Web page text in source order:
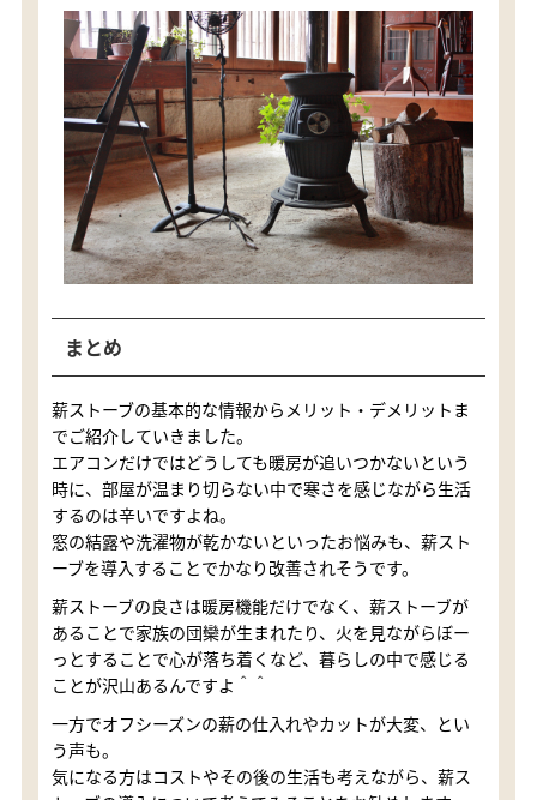
まとめ
薪ストーブの基本的な情報からメリット・デメリットま
でご紹介していきました。
エアコンだけではどうしても暖房が追いつかないという
時に、部屋が温まり切らない中で寒さを感じながら生活
するのは辛いですよね。
窓の結露や洗濯物が乾かないといったお悩みも、薪スト
ーブを導入することでかなり改善されそうです。
薪ストーブの良さは暖房機能だけでなく、薪ストーブが
あることで家族の団欒が生まれたり、火を見ながらぼー
っとすることで心が落ち着くなど、暮らしの中で感じる
ことが沢山あるんですよ＾＾
一方でオフシーズンの薪の仕入れやカットが大変、とい
う声も。
気になる方はコストやその後の生活も考えながら、薪ス